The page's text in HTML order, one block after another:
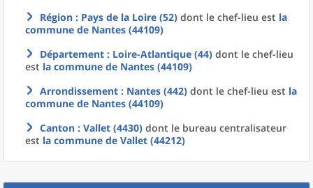
Région : Pays de la Loire (52) dont le chef-lieu est la
commune de Nantes (44109)
Département : Loire-Atlantique (44) dont le chef-lieu
est la commune de Nantes (44109)
Arrondissement : Nantes (442) dont le chef-lieu est la
commune de Nantes (44109)
Canton : Vallet (4430) dont le bureau centralisateur
est la commune de Vallet (44212)